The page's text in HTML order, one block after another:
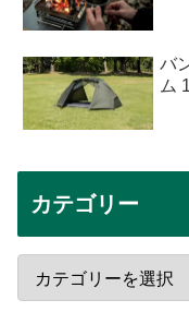
バ
ム
カテゴリー